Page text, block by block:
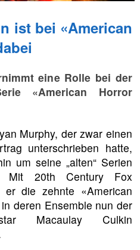
ist bei «American
eine Rolle bei der
«American Horror
Murphy, der zwar einen
unterschrieben hatte,
um seine „alten“ Serien
Mit 20th Century Fox
er die zehnte «American
deren Ensemble nun der
Macaulay Culkin